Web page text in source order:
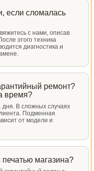
если сломалась
с нами, описав
этого техника
диагностика и
ремонт?
время?
В сложных случаях
Подменная
от модели и
магазина?